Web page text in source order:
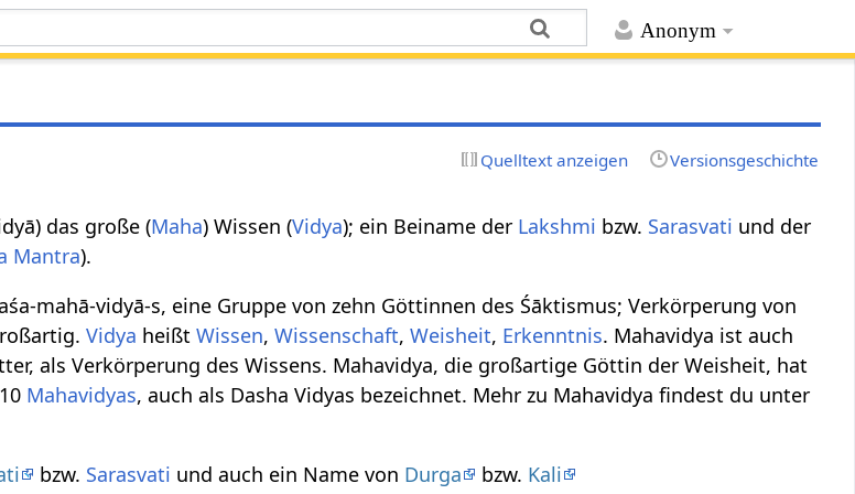
Anonym
Quelltext anzeigen Versionsgeschichte
das große (Maha) Wissen (Vidya); ein Beiname der Lakshmi bzw. Sarasvati und der
Mantra).
mahā-vidyā-s, eine Gruppe von zehn Göttinnen des Śāktismus; Verkörperung von
Vidya heißtWissen,Wissenschaft,Weisheit, Erkenntnis. Mahavidya ist auch
als Verkörperung des Wissens. Mahavidya, die großartige Göttin der Weisheit, hat
Mahavidyas, auch als Dasha Vidyas bezeichnet. Mehr zu Mahavidya findest du unter
bzw. Sarasvati und auch ein Name von Durga bzw. Kali